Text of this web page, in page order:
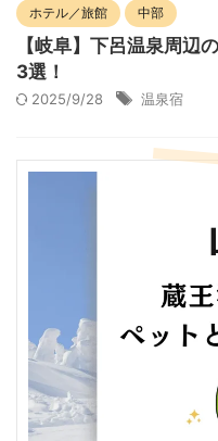
ホテル／旅館 中部
【岐阜】下呂温泉周辺
3選！
2025/9/28 温泉宿